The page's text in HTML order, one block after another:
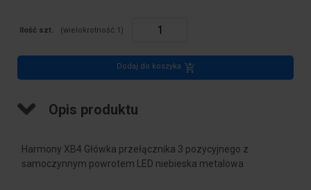
Ilość szt. (wielokrotność:1 )
Dodaj do koszyka
Opis produktu
Harmony XB4 Główka przełącznika 3 pozycyjnego z
samoczynnym powrotem LED niebieska metalowa